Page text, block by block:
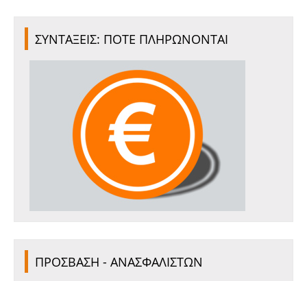
ΣΥΝΤΑΞΕΙΣ: ΠΟΤΕ ΠΛΗΡΩΝΟΝΤΑΙ
ΠΡΟΣΒΑΣΗ - ΑΝΑΣΦΑΛΙΣΤΩΝ